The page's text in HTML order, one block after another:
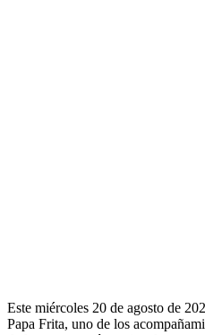
Este miércoles 20 de agosto de
Papa Frita, uno de los